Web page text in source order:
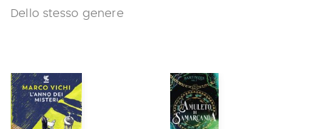
Dello stesso genere